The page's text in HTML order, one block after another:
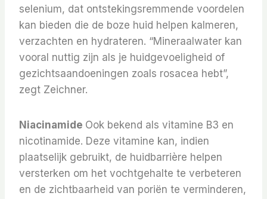
selenium, dat ontstekingsremmende voordelen
kan bieden die de boze huid helpen kalmeren,
verzachten en hydrateren. “Mineraalwater kan
vooral nuttig zijn als je huidgevoeligheid of
gezichtsaandoeningen zoals rosacea hebt”,
zegt Zeichner.
Niacinamide Ook bekend als vitamine B3 en
nicotinamide. Deze vitamine kan, indien
plaatselijk gebruikt, de huidbarrière helpen
versterken om het vochtgehalte te verbeteren
en de zichtbaarheid van poriën te verminderen,